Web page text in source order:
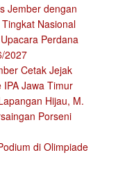
Jember dengan
Nasional
Perdana
2027
Cetak Jejak
Jawa Timur
Hijau, M.
Porseni
di Olimpiade